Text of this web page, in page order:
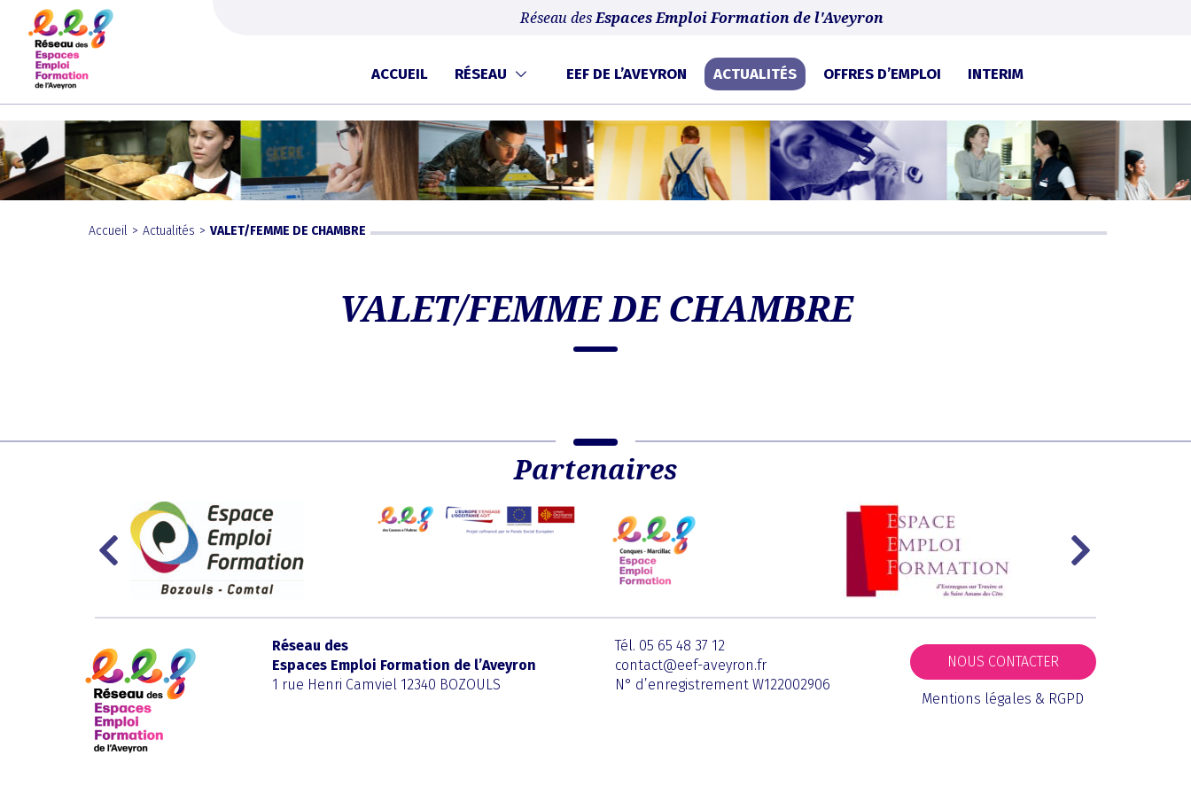
Ce site utilise Google Analytics. En continuant à naviguer, vous nous autorisez à déposer un cookie à des fins de mesure d'audience.
Skip
to
content
Réseau desEspaces Emploi Formation de l'Aveyron
ACCUEIL RÉSEAU EEF DE L’AVEYRON ACTUALITÉS OFFRES D’EMPLOI INTERIM
Accueil > Actualités > VALET/FEMME DE CHAMBRE
VALET/FEMME DE CHAMBRE
Partenaires
Réseau des
Espaces Emploi Formation de l’Aveyron
1 rue Henri Camviel 12340 BOZOULS
Tél. 05 65 48 37 12
contact@eef-aveyron.fr
N° d’enregistrement W122002906
NOUS CONTACTER
Mentions légales & RGPD